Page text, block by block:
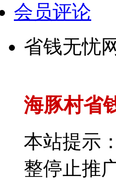
会员评论
省钱无忧
海豚村省
本站提示
整停止推